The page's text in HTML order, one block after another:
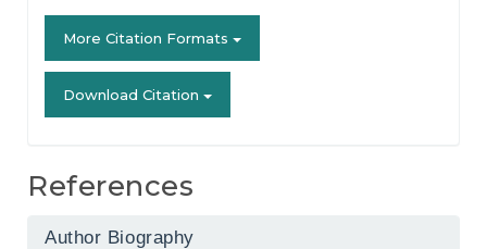
More Citation Formats
Download Citation
References
Author Biography